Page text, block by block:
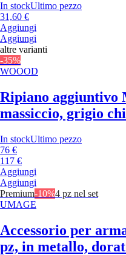
In stockUltimo pezzo
31,60 €
Aggiungi
Aggiungi
altre varianti
-35%
WOOOD
Ripiano aggiuntivo
massiccio, grigio
In stockUltimo pezzo
76 €
117 €
Aggiungi
Aggiungi
Premium-10%4 pz nel set
UMAGE
Accessorio per
pz, in metallo,